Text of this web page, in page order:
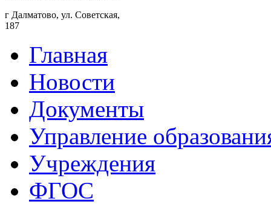
г Далматово, ул. Советская,
187
Главная
Новости
Документы
Управление
Учреждения
ФГОС